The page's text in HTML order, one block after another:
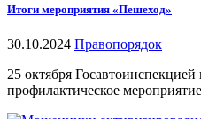
Итоги мероприятия «Пешеход»
30.10.2024 Правопорядок
25 октября
профилактическое